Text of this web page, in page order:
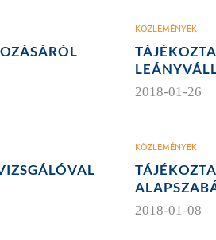
KÖZLEMÉNYEK
2018-01-26
KÖZLEMÉNYEK
2018-01-08